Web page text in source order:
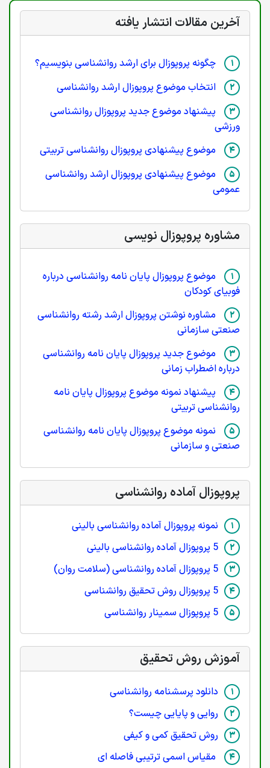
آخرین مقالات انتشار یافته
چگونه پروپوزال برای ارشد روانشناسی بنویسیم؟
انتخاب موضوع پروپوزال ارشد روانشناسی
پیشنهاد موضوع جدید پروپوزال روانشناسی
ورزشی
موضوع پیشنهادی پروپوزال روانشناسی تربیتی
موضوع پیشنهادی پروپوزال ارشد روانشناسی
عمومی
مشاوره پروپوزال نویسی
موضوع پروپوزال پایان نامه روانشناسی درباره
فوبیای کودکان
مشاوره نوشتن پروپوزال ارشد رشته روانشناسی
صنعتی سازمانی
موضوع جدید پروپوزال پایان نامه روانشناسی
درباره اضطراب زمانی
پیشنهاد نمونه موضوع پروپوزال پایان نامه
روانشناسی تربیتی
نمونه موضوع پروپوزال پایان نامه روانشناسی
صنعتی و سازمانی
پروپوزال آماده روانشناسی
نمونه پروپوزال آماده روانشناسی بالینی
5 پروپوزال آماده روانشناسی بالینی
5 پروپوزال آماده روانشناسی (سلامت روان)
5 پروپوزال روش تحقیق روانشناسی
5 پروپوزال سمینار روانشناسی
آموزش روش تحقیق
دانلود پرسشنامه روانشناسی
روایی و پایایی چیست؟
روش تحقیق کمی و کیفی
مقیاس اسمی ترتیبی فاصله ای